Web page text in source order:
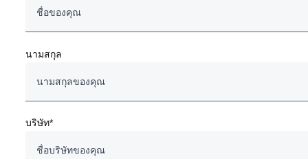
นามสกุล
บริษัท*